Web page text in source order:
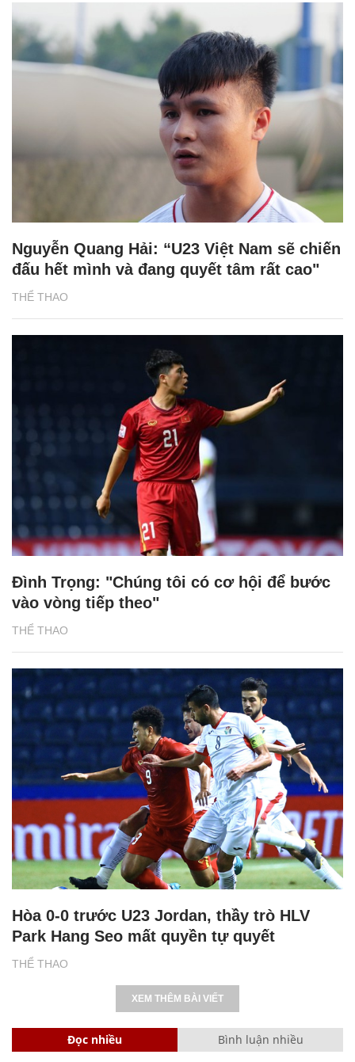
THỂ THAO
Nguyễn Quang Hải: “U23 Việt Nam sẽ chiến
đấu hết mình và đang quyết tâm rất cao"
THỂ THAO
Đình Trọng: "Chúng tôi có cơ hội để bước
vào vòng tiếp theo"
THỂ THAO
Hòa 0-0 trước U23 Jordan, thầy trò HLV
Park Hang Seo mất quyền tự quyết
XEM THÊM BÀI VIẾT
Đọc nhiều Bình luận nhiều